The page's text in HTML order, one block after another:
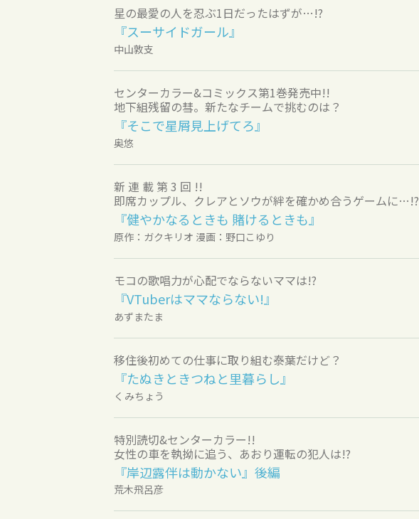
星の最愛の人を忍ぶ1日だったはずが…!?
『スーサイドガール』
中山敦支
センターカラー&コミックス第1巻発売中!!
地下組残留の彗。新たなチームで挑むのは？
『そこで星屑見上げてろ』
奥悠
新 連 載 第 3 回 !!
即席カップル、クレアとソウが絆を確かめ合うゲームに…!?
『健やかなるときも 賭けるときも』
原作：ガクキリオ 漫画：野口こゆり
モコの歌唱力が心配でならないママは!?
『VTuberはママならない!』
あずまたま
移住後初めての仕事に取り組む泰葉だけど？
『たぬきときつねと里暮らし』
くみちょう
特別読切&センターカラー!!
女性の車を執拗に追う、あおり運転の犯人は!?
『岸辺露伴は動かない』後編
荒木飛呂彦